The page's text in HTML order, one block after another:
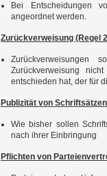
Bei Entscheidungen
angeordnet werden.
Zurückverweisung (Regel
Zurückverweisungen
Zurückverweisung
entschieden hat, der für
Publizität von
Wie bisher sollen
nach ihrer Einbringung
Pflichten von